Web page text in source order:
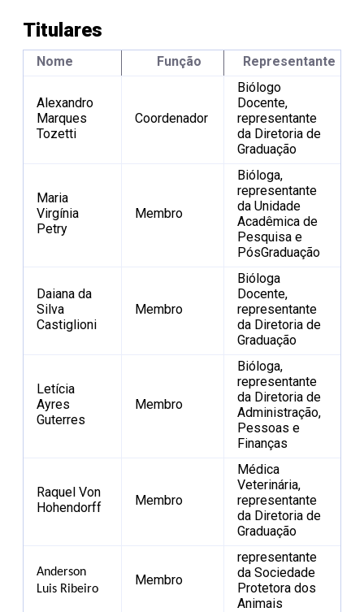
Titulares
Nome Função Representante
Alexandro
Marques
Tozetti
Coordenador
Biólogo
Docente,
representante
da Diretoria de
Graduação
Maria
Virgínia
Petry
Membro
Bióloga,
representante
da Unidade
Acadêmica de
Pesquisa e
PósGraduação
Daiana da
Silva
Castiglioni
Membro
Bióloga
Docente,
representante
da Diretoria de
Graduação
Letícia
Ayres
Guterres
Membro
Bióloga,
representante
da Diretoria de
Administração,
Pessoas e
Finanças
Raquel Von
Hohendorff
Membro
Médica
Veterinária,
representante
da Diretoria de
Graduação
Anderson
Luis Ribeiro
Membro
representante
da Sociedade
Protetora dos
Animais